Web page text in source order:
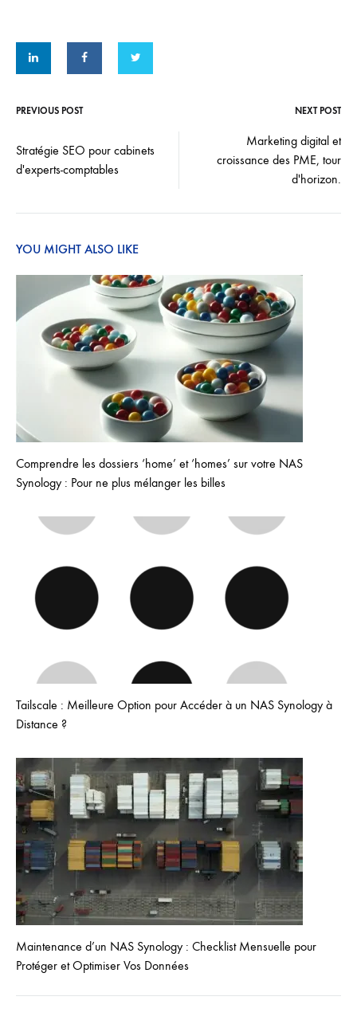
navigation
PREVIOUS POST NEXT POST
Stratégie SEO pour cabinets
d'experts-comptables
Marketing digital et
croissance des PME, tour
d'horizon.
YOU MIGHT ALSO LIKE
Comprendre les dossiers ‘home’ et ‘homes’ sur votre NAS
Synology : Pour ne plus mélanger les billes
Tailscale : Meilleure Option pour Accéder à un NAS Synology à
Distance ?
Maintenance d’un NAS Synology : Checklist Mensuelle pour
Protéger et Optimiser Vos Données